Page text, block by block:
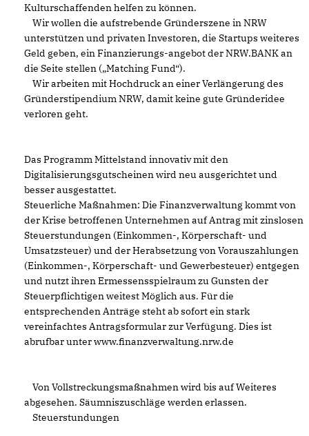
Kulturschaffenden helfen zu können.
Wir wollen die aufstrebende Gründerszene in NRW
unterstützen und privaten Investoren, die Startups weiteres
Geld geben, ein Finanzierungs-angebot der NRW.BANK an
die Seite stellen („Matching Fund“).
Wir arbeiten mit Hochdruck an einer Verlängerung des
Gründerstipendium NRW, damit keine gute Gründeridee
verloren geht.
Das Programm Mittelstand innovativ mit den
Digitalisierungsgutscheinen wird neu ausgerichtet und
besser ausgestattet.
Steuerliche Maßnahmen: Die Finanzverwaltung kommt von
der Krise betroffenen Unternehmen auf Antrag mit zinslosen
Steuerstundungen (Einkommen-, Körperschaft- und
Umsatzsteuer) und der Herabsetzung von Vorauszahlungen
(Einkommen-, Körperschaft- und Gewerbesteuer) entgegen
und nutzt ihren Ermessensspielraum zu Gunsten der
Steuerpflichtigen weitest Möglich aus. Für die
entsprechenden Anträge steht ab sofort ein stark
vereinfachtes Antragsformular zur Verfügung. Dies ist
abrufbar unter www.finanzverwaltung.nrw.de
Von Vollstreckungsmaßnahmen wird bis auf Weiteres
abgesehen. Säumniszuschläge werden erlassen.
Steuerstundungen